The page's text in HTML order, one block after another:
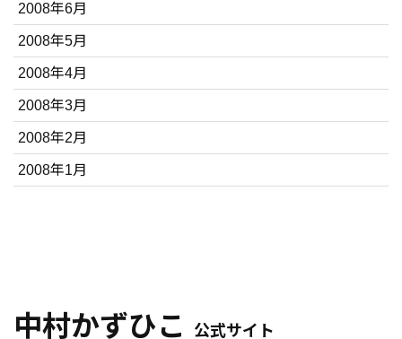
2008年6月
2008年5月
2008年4月
2008年3月
2008年2月
2008年1月
中村かずひこ 公式サイト